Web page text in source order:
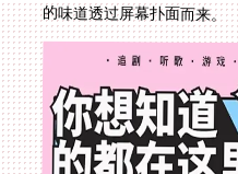
的味道透过屏幕扑面而来。